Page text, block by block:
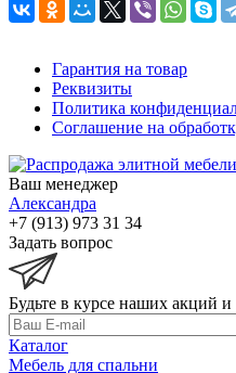
Гарантия на товар
Реквизиты
Соглашение на
Ваш менеджер
Александра
+7 (913) 973 31 34
Задать вопрос
Будьте в курсе наших акций и